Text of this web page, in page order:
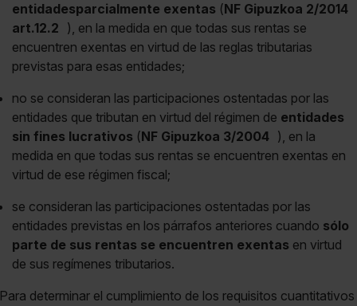
entidadesparcialmente exentas (NF Gipuzkoa 2/2014
art.12.2 ), en la medida en que todas sus rentas se
encuentren exentas en virtud de las reglas tributarias
previstas para esas entidades;
no se consideran las participaciones ostentadas por las
entidades que tributan en virtud del régimen de entidades
sin fines lucrativos (NF Gipuzkoa 3/2004 ), en la
medida en que todas sus rentas se encuentren exentas en
virtud de ese régimen fiscal;
se consideran las participaciones ostentadas por las
entidades previstas en los párrafos anteriores cuando sólo
parte de sus rentas se encuentren exentas en virtud
de sus regímenes tributarios.
Para determinar el cumplimiento de los requisitos cuantitativos